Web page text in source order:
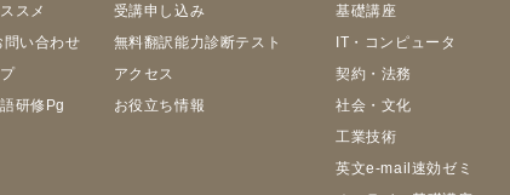
スメ
受講申し込み
問い合わせ
無料翻訳能力診断テスト
アクセス
研修Pg
お役立ち情報
基礎講座
IT・コンピュータ
契約・法務
社会・文化
工業技術
英文e-mail速効ゼミ